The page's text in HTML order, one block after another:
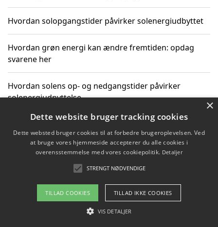
Hvordan solopgangstider påvirker solenergiudbyttet
Hvordan grøn energi kan ændre fremtiden: opdag
svarene her
Hvordan solens op- og nedgangstider påvirker
solenergiudnyttelse
Hvordan du får svar på energispørgsmål om
vedvarende energikilder
Om / kontakt
Blog Betingelser
×
Dette website bruger tracking cookies
Dette websted bruger cookies til at forbedre brugeroplevelsen. Ved
at bruge vores hjemmeside accepterer du alle cookies i
overensstemmelse med vores cookiepolitik. Detaljer
STRENGT NØDVENDIGE
TILLAD COOKIES TILLAD IKKE COOKIES
VIS DETALJER